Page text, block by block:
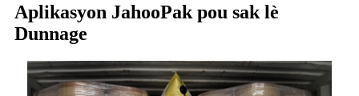
Aplikasyon JahooPak pou sak lè
Dunnage